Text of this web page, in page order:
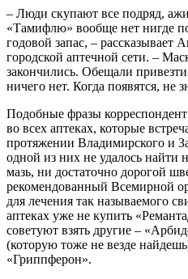
– Люди скупают все подряд,
«Тамифлю» вообще нет нигде
годовой запас, – рассказывает
городской аптечной сети. –
закончились. Обещали
ничего нет. Когда появятся, не
Подобные фразы
во всех аптеках, которые
протяжении Владимирского и
одной из них не удалось
мазь, ни достаточно дорогой
рекомендованный Всемирной
для лечения так называемого
аптеках уже не купить
советуют взять другие –
(которую тоже не везде
«Гриппферон».